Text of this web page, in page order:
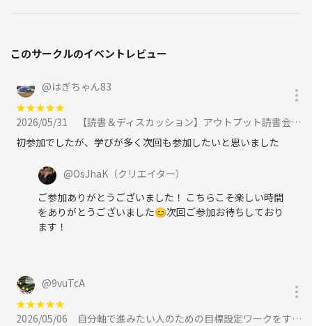
このサークルのイベントレビュー
@はぎちゃん83
★★★★★
2026/05/31
【読書＆ディスカッション】アウトプット読書会に参加
初参加でしたが、学びが多く次回も参加したいと思いました
@OsJhaK （クリエイター）
ご参加ありがとうございました！ こちらこそ楽しい時間
をありがとうございました😊次回ご参加お待ちしており
ます！
@9vuTcA
★★★★★
2026/05/06
自分軸で進みたい人のための目標設定ワークをするカフェ会に参加